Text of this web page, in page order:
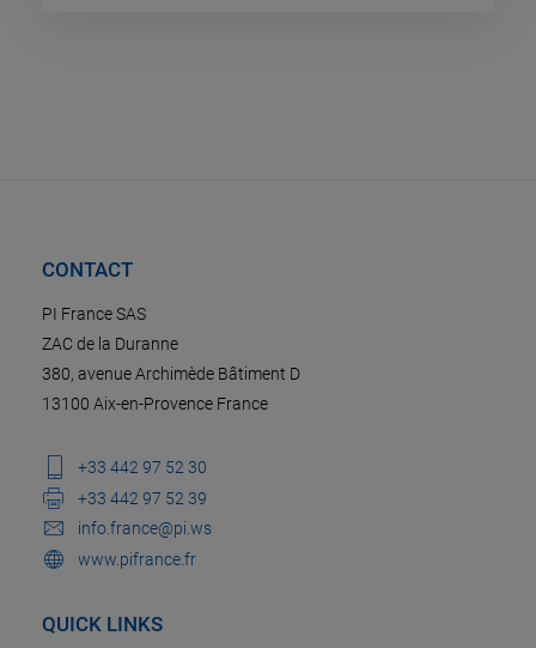
CONTACT
PI France SAS
ZAC de la Duranne
380, avenue Archimède Bâtiment D
13100 Aix-en-Provence France
+33 442 97 52 30
+33 442 97 52 39
info.france@pi.ws
www.pifrance.fr
QUICK LINKS